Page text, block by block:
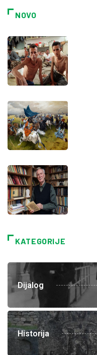
NOVO
KATEGORIJE
Dijalog
Historija